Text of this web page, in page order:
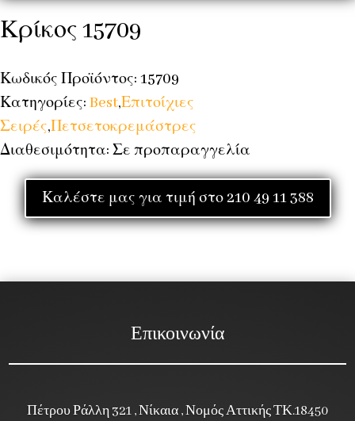
Κρίκος 15709
Κωδικός Προϊόντος: 15709
Κατηγορίες: Best,Επιτοίχιες
Σειρές,Πετσετοκρεμάστρες
Διαθεσιμότητα: Σε προπαραγγελία
Καλέστε μας για τιμή στο 210 49 11 388
Επικοινωνία
Πέτρου Ράλλη 321 , Νίκαια , Νομός Αττικής ΤΚ.18450